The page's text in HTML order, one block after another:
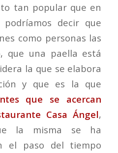
tan popular que en
decir que
como personas las
que una paella está
la que se elabora
y que es la que
que se acercan
Casa Ángel,
la misma se ha
el paso del tiempo